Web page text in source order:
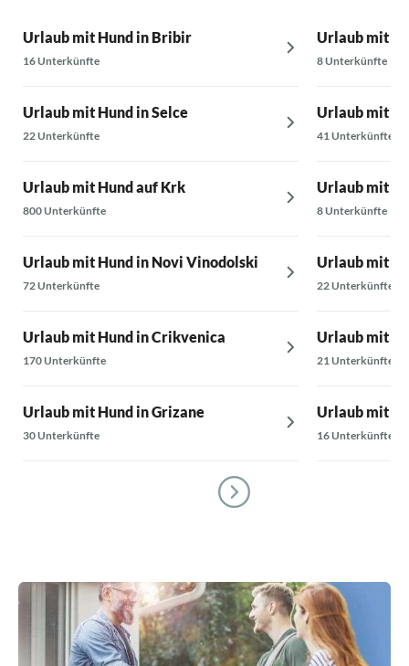
Urlaub mit Hund in Bribir
16 Unterkünfte
Urlaub mit Hund in Selce
22 Unterkünfte
Urlaub mit Hund auf Krk
800 Unterkünfte
Urlaub mit Hund in Novi Vinodolski
72 Unterkünfte
Urlaub mit Hund in Crikvenica
170 Unterkünfte
Urlaub mit Hund in Grizane
30 Unterkünfte
Urlaub mit
8 Unterkünfte
Urlaub mit
41 Unterkünfte
Urlaub mit
8 Unterkünfte
Urlaub mit
22 Unterkünfte
Urlaub mit
21 Unterkünfte
Urlaub mit
16 Unterkünfte